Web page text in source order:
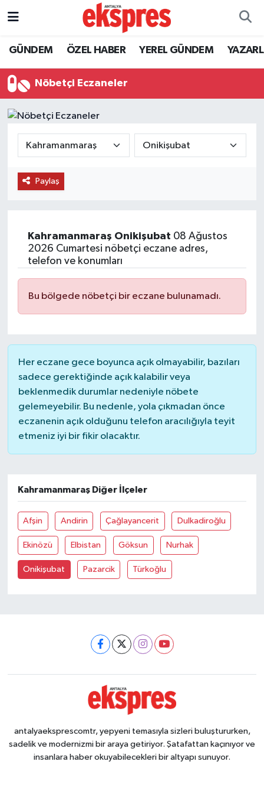
GÜNDEM ÖZEL HABER YEREL GÜNDEM
Nöbetçi Eczaneler
Paylaş
Kahramanmaraş Onikişubat 08 Ağustos
2026 Cumartesi nöbetçi eczane adres,
telefon ve konumları
Bu bölgede nöbetçi bir eczane bulunamadı.
Her eczane gece boyunca açık olmayabilir, bazıları
sadece gerektiğinde açık kalabilir veya
beklenmedik durumlar nedeniyle nöbete
gelemeyebilir. Bu nedenle, yola çıkmadan önce
eczanenin açık olduğunu telefon aracılığıyla teyit
etmeniz iyi bir fikir olacaktır.
Kahramanmaraş Diğer İlçeler
Afşin Andirin Çağlayancerit Dulkadiroğlu
Ekinözü Elbistan Göksun Nurhak
Onikişubat Pazarcik Türkoğlu
antalyaeksprescomtr, yepyeni temasıyla sizleri buluştururken,
sadelik ve modernizmi bir araya getiriyor. Şatafattan kaçınıyor ve
insanlara haber okuyabilecekleri bir altyapı sunuyor.
ÖZEL HABER
EKONOMİ
SAĞLIK
EĞİTİM
TURİZM
RÖPORTAJ
VİDEO HABERLER
YAZARLAR
Nöbetçi Eczaneler
Süper Lig Puan Durumu ve Fikstür